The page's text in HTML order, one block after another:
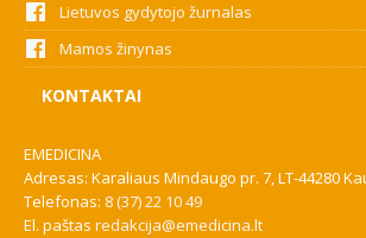
Lietuvos gydytojo žurnalas
Mamos žinynas
KONTAKTAI
EMEDICINA
Adresas: Karaliaus Mindaugo pr. 7, LT-44280
Telefonas: 8 (37) 22 10 49
El. paštas redakcija@emedicina.lt